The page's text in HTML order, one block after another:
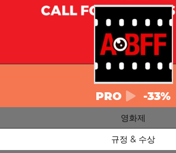
PRO -33%
영화제
규정 & 수상